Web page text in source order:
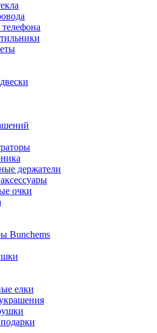
держатели
очки
Bunchems
елки